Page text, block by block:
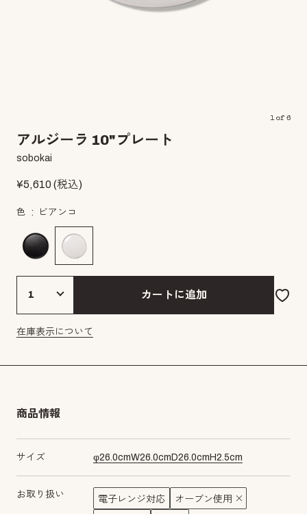
1of 6
アルジーラ 10"プレート
sobokai
¥5,610(税込)
色 ビアンコ
カートに追加
在庫表示について
商品情報
サイズ φ26.0cmW26.0cm D26.0cm H2.5cm
お取り扱い 電子レンジ対応 オーブン使用